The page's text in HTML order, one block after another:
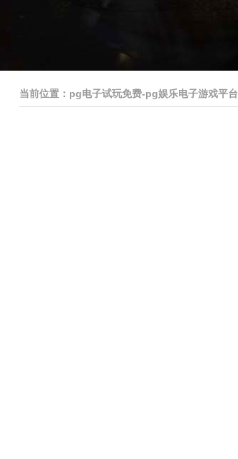
当前位置： pg电子试玩免费-pg娱乐电子游戏平台